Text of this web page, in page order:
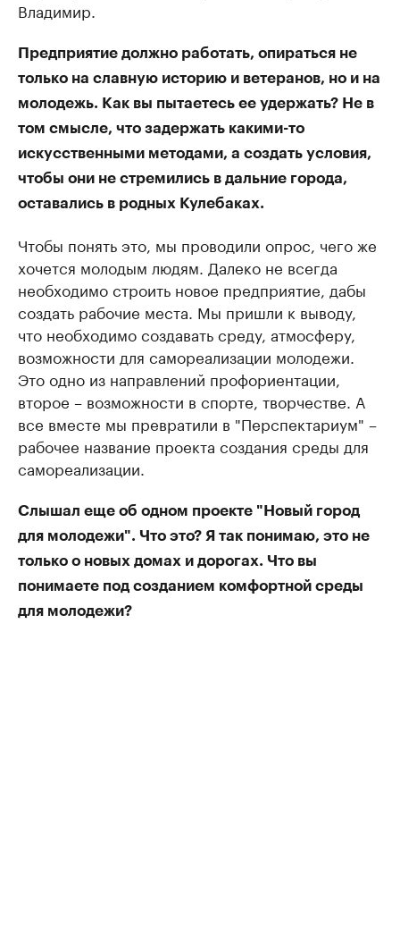
Владимир.
Предприятие должно работать, опираться не
только на славную историю и ветеранов, но и на
молодежь. Как вы пытаетесь ее удержать? Не в
том смысле, что задержать какими-то
искусственными методами, а создать условия,
чтобы они не стремились в дальние города,
оставались в родных Кулебаках.
Чтобы понять это, мы проводили опрос, чего же
хочется молодым людям. Далеко не всегда
необходимо строить новое предприятие, дабы
создать рабочие места. Мы пришли к выводу,
что необходимо создавать среду, атмосферу,
возможности для самореализации молодежи.
Это одно из направлений профориентации,
второе – возможности в спорте, творчестве. А
все вместе мы превратили в "Перспектариум" –
рабочее название проекта создания среды для
самореализации.
Слышал еще об одном проекте "Новый город
для молодежи". Что это? Я так понимаю, это не
только о новых домах и дорогах. Что вы
понимаете под созданием комфортной среды
для молодежи?